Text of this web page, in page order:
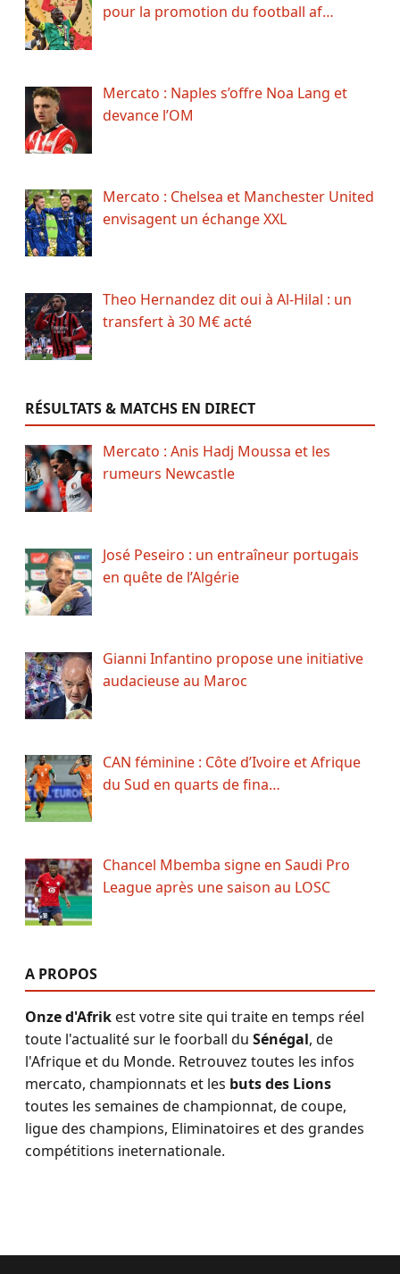
pour la promotion du football af…
Mercato : Naples s’offre Noa Lang et
devance l’OM
Mercato : Chelsea et Manchester United
envisagent un échange XXL
Theo Hernandez dit oui à Al-Hilal : un
transfert à 30 M€ acté
RÉSULTATS & MATCHS EN DIRECT
Mercato : Anis Hadj Moussa et les
rumeurs Newcastle
José Peseiro : un entraîneur portugais
en quête de l’Algérie
Gianni Infantino propose une initiative
audacieuse au Maroc
CAN féminine : Côte d’Ivoire et Afrique
du Sud en quarts de fina…
Chancel Mbemba signe en Saudi Pro
League après une saison au LOSC
A PROPOS
Onze d'Afrikest votre site qui traite en temps réel
toute l'actualité sur le foorball du Sénégal, de
l'Afrique et du Monde. Retrouvez toutes les infos
mercato, championnats et les buts des Lions
toutes les semaines de championnat, de coupe,
ligue des champions, Eliminatoires et des grandes
compétitions ineternationale.